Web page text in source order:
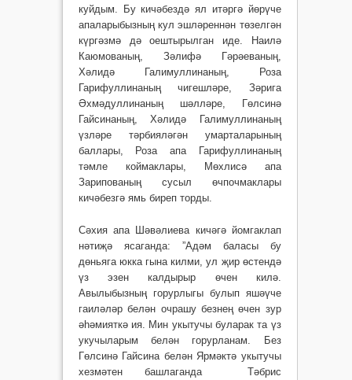
куйдым. Бу кичәбездә ял итәргә йөрүче
апаларыбызның кул эшләреннән төзелгән
күр­гәзмә дә оештырылган иде. Наилә
Каюмованың, Зәлифә Гәрәеваның,
Хәлидә Галимуллинаның, Роза
Гарифуллинаның чигешләре, Зәрига
Әхмәдуллинаның шәлләре, Гөлсинә
Гайсинаның, Хәлидә Галимуллинаның
үзләре тәрбияләгән умарталарының
баллары, Роза апа Гарифуллинаның
тәмле коймаклары, Мөхлисә апа
Зарипованың сусыл өчпочмаклары
кичәбезгә ямь биреп торды.
Сәхия апа Шәвәлиева кичәгә йомгаклап
нәтиҗә ясаганда: ”Адәм баласы бу
дөньяга юкка гына килми, ул җир өстендә
үз эзен калдырыр өчен килә.
Авылыбызның горурлыгы булып яшәүче
гаиләләр белән очрашу безнең өчен зур
әһәмияткә ия. Мин укытучы буларак та үз
укучыларым белән горурланам. Без
Гөлсинә Гайсина белән Ярмәктә укытучы
хезмәтен башлаганда Тәбрис